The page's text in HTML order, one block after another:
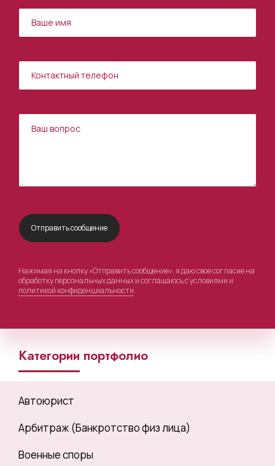
Нажимая на кнопку «Отправить сообщение», я даю свое согласие на
обработку персональных данных и соглашаюсь с условиями и
политикой конфиденциальности.
Категории портфолио
Автоюрист
Арбитраж (Банкротство физ лица)
Военные споры